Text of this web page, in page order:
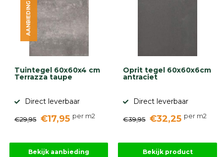
Tuintegel 60x60x4 cm
Terrazza taupe
Direct leverbaar
€29,95 €17,95 per m2
AANBIEDING
Bekijk aanbieding
Oprit tegel 60x60x6cm
antraciet
Direct leverbaar
€39,95 €32,25 per m2
Bekijk product